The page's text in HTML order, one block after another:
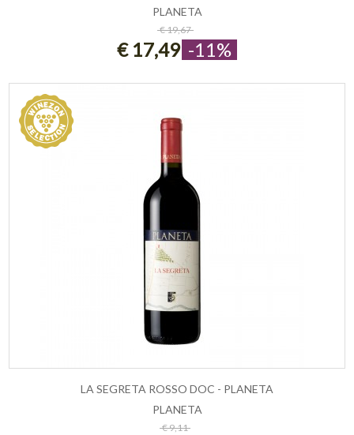
ESAURITO
PLANETA
€ 19,67
€ 17,49 -11%
ESAURITO
LA SEGRETA ROSSO DOC - PLANETA
PLANETA
€ 9,11